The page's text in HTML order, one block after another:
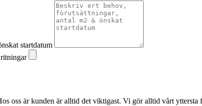
startdatum
oss är kunden är alltid det viktigast. Vi gör alltid vårt